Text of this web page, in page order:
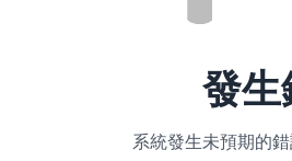
發
系統發生未預期的錯